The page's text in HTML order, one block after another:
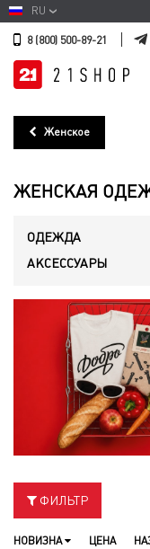
RU
8 (800) 500-89-21
Женское
ЖЕНСКАЯ
ОДЕЖДА
АКСЕССУАРЫ
ФИЛЬТР
НОВИЗНА ЦЕНА